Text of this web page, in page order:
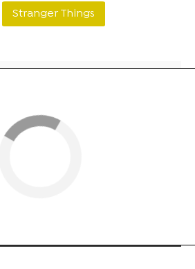
Stranger Things